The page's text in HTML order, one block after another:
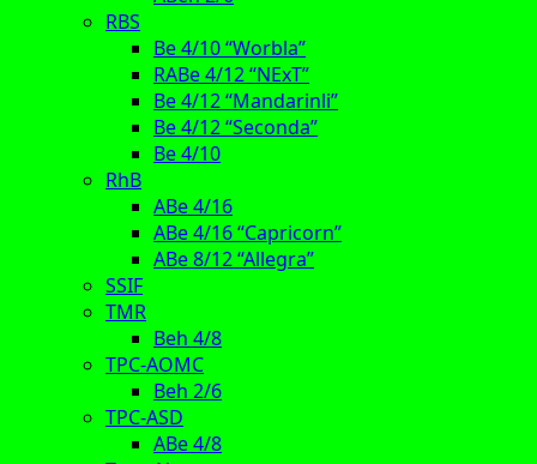
RBS
Be 4/10 “Worbla”
RABe 4/12 “NExT”
Be 4/12 “Mandarinli”
Be 4/12 “Seconda”
Be 4/10
RhB
ABe 4/16
ABe 4/16 “Capricorn”
ABe 8/12 “Allegra”
SSIF
TMR
Beh 4/8
TPC-AOMC
Beh 2/6
TPC-ASD
ABe 4/8